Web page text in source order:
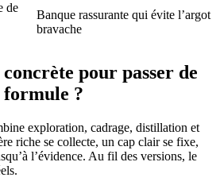
de
Banque rassurante qui évite l’argot
bravache
pour passer de
formule ?
exploration, cadrage, distillation et
riche se collecte, un cap clair se fixe,
l’évidence. Au fil des versions, le